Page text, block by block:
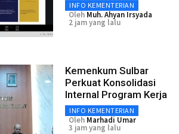
INFO KEMENTERIAN
Oleh Muh. Ahyan Irsyada
2 jam yang lalu
Kemenkum Sulbar
Perkuat Konsolidasi
Internal Program Kerja
INFO KEMENTERIAN
Oleh Marhadi Umar
3 jam yang lalu